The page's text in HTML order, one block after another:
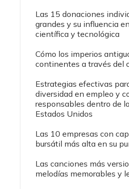
Las 15 donaciones
grandes y su influencia
científica y tecnológica
Cómo los imperios
continentes a través del
Estrategias efectivas
diversidad en empleo y
responsables dentro de
Estados Unidos
Las 10 empresas con
bursátil más alta en su
Las canciones más
melodías memorables y